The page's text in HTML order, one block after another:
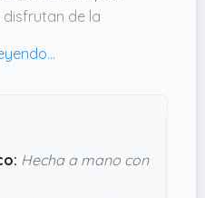
de la
práctico en uno.
lo que no solo
elcolor marrónle da
muy bien en
Hecha a mano con